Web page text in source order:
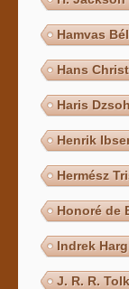
Hamvas
Hans
Haris
Henrik
Hermész
Honoré de
Indrek
J. R. R.